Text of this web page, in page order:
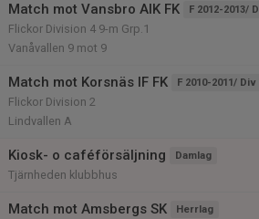
Match mot Vansbro AIK FK F 2012-2013/
Flickor Division 4 9-m Grp.1
Vanåvallen 9 mot 9
Match mot Korsnäs IF FK F 2010-2011/ Div
Flickor Division 2
Lindvallen A
Kiosk- o caféförsäljning Damlag
Tjärnheden klubbhus
Match mot Amsbergs SK Herrlag